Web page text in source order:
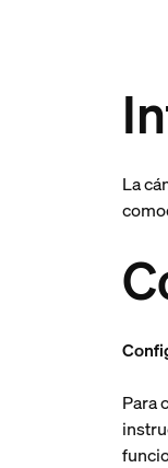
La
Para